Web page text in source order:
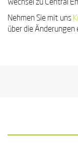
Nehmen Sie mit uns
über die